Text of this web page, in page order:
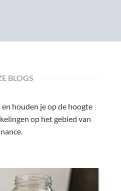
BLOGS
houden je op de hoogte
op het gebied van